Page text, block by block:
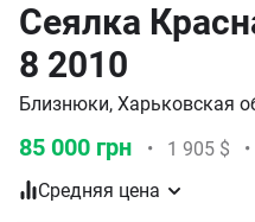
Сеялка
8 2010
Близнюки, Харьковская
85 000 грн • 1 905 $ •
Средняя цена